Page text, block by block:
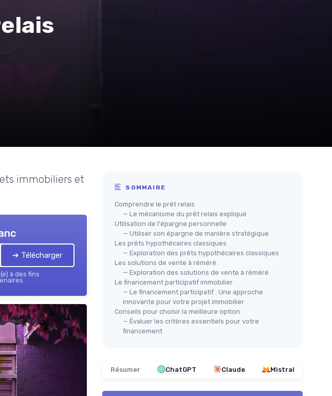
immobiliers et
➔ Télécharger
à des fins
SOMMAIRE
Comprendre le prêt relais
— Le mécanisme du prêt relais expliqué
Utilisation de l'épargne personnelle
— Utiliser son épargne de manière stratégique
Les prêts hypothécaires classiques
— Exploration des prêts hypothécaires classiques
Les solutions de vente à réméré
— Exploration des solutions de vente à réméré
Le financement participatif immobilier
— Le financement participatif : Une approche
innovante pour votre projet immobilier
Conseils pour choisir la meilleure option
— Évaluer les critères essentiels pour votre
financement
Résumer ChatGPT Claude Mistral